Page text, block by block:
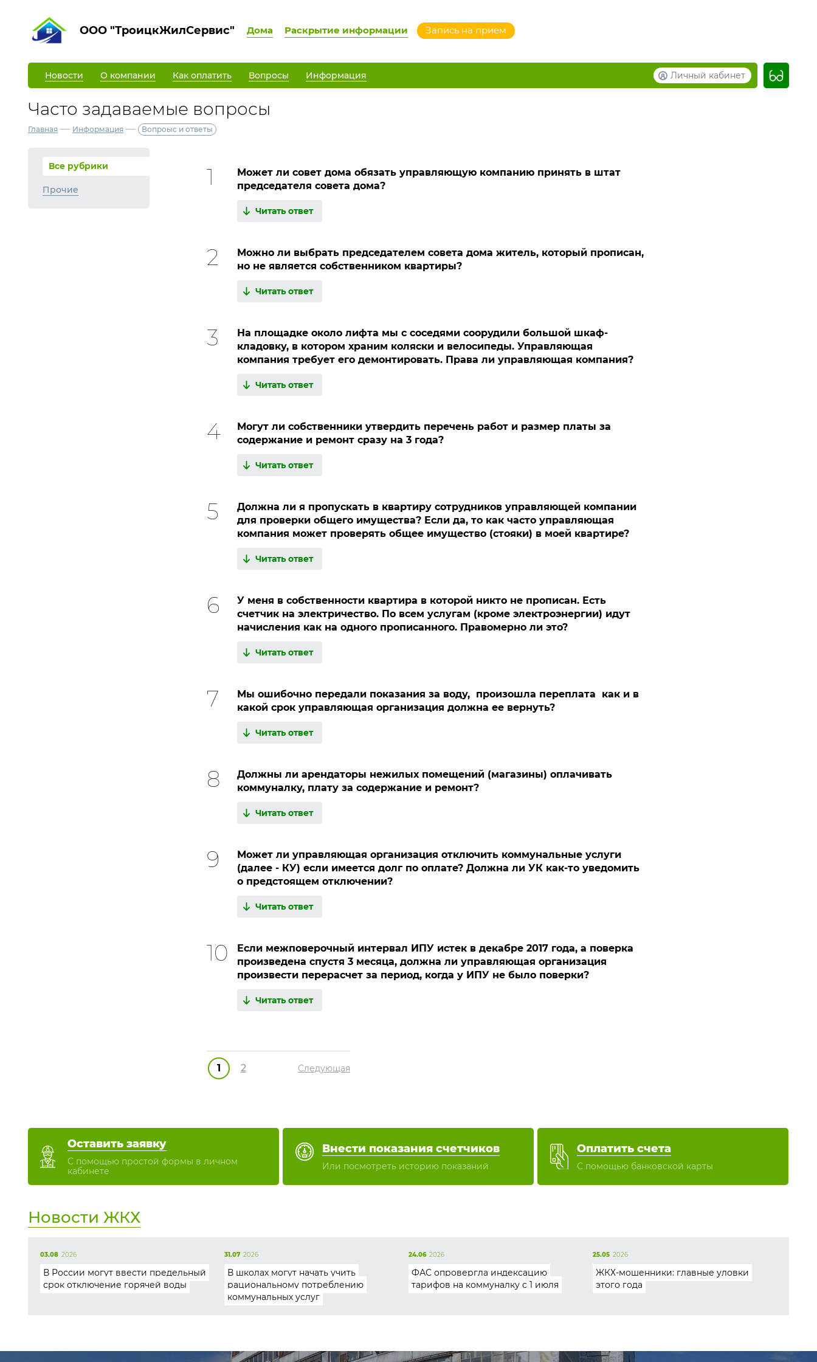
ООО "ТроицкЖилСервис" Дома Раскрытие информации Запись на прием
Новости О компании Как оплатить Вопросы Информация Личный кабинет
Часто задаваемые вопросы
Главная — Информация — Вопроыс и ответы
Все рубрики
Прочие
Может ли совет дома обязать управляющую компанию принять в штат
председателя совета дома?
Читать ответ
Можно ли выбрать председателем совета дома житель, который прописан,
но не является собственником квартиры?
Читать ответ
На площадке около лифта мы с соседями соорудили большой шкаф-
кладовку, в котором храним коляски и велосипеды. Управляющая
компания требует его демонтировать. Права ли управляющая компания?
Читать ответ
Могут ли собственники утвердить перечень работ и размер платы за
содержание и ремонт сразу на 3 года?
Читать ответ
Должна ли я пропускать в квартиру сотрудников управляющей компании
для проверки общего имущества? Если да, то как часто управляющая
компания может проверять общее имущество (стояки) в моей квартире?
Читать ответ
У меня в собственности квартира в которой никто не прописан. Есть
счетчик на электричество. По всем услугам (кроме электроэнергии) идут
начисления как на одного прописанного. Правомерно ли это?
Читать ответ
Мы ошибочно передали показания за воду, произошла переплата как и в
какой срок управляющая организация должна ее вернуть?
Читать ответ
Должны ли арендаторы нежилых помещений (магазины) оплачивать
коммуналку, плату за содержание и ремонт?
Читать ответ
Может ли управляющая организация отключить коммунальные услуги
(далее - КУ) если имеется долг по оплате? Должна ли УК как-то уведомить
о предстоящем отключении?
Читать ответ
Если межповерочный интервал ИПУ истек в декабре 2017 года, а поверка
произведена спустя 3 месяца, должна ли управляющая организация
произвести перерасчет за период, когда у ИПУ не было поверки?
Читать ответ
1 2 Следующая
Оставить заявку
С помощью простой формы в личном
кабинете
Внести показания счетчиков
Или посмотреть историю показаний
Оплатить счета
С помощью банковской карты
Новости ЖКХ
03.08 2026
В России могут ввести предельный
срок отключение горячей воды
31.07 2026
В школах могут начать учить
рациональному потреблению
коммунальных услуг
24.06 2026
ФАС опровергла индексацию
тарифов на коммуналку с 1 июля
25.05 2026
ЖКХ-мошенники: главные уловки
этого года